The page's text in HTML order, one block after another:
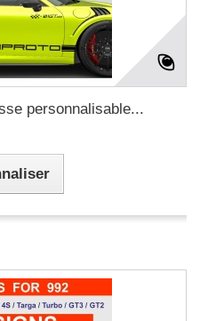
personnalisable...